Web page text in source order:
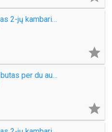
Parduodamas 2-jų kambarių butas Debreceno g.

3 kambarių butas per du aukštus Sportininkų g.
